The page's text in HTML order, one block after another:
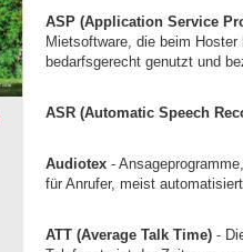
ASP (Application Service
Mietsoftware, die beim
bedarfsgerecht genutzt und
ASR (Automatic Speech
Audiotex -
für Anrufer, meist
ATT (Average Talk Time) -